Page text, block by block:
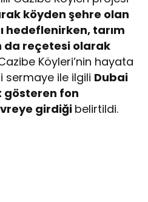
köyden şehre olan
hedeflenirken, tarım
da reçetesi olarak
Cazibe Köyleri’nin hayata
sermaye ile ilgili Dubai
gösteren fon
girdiği belirtildi.